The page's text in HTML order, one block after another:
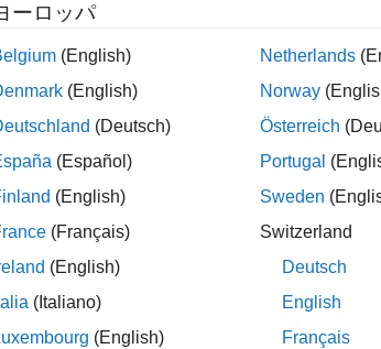
Libraries:
Simulink Coder Support Package for
Required:This feature requires theSimulink
block reads the logical state (pressed
FRDM-K64F board. The SW2 button is
pin on the board. When the switch is pressed,
ーロッパ
(English)
(English)
(Deutsch)
(Español)
(English)
(Français)
(English)
(Italiano)
(English)
Netherlands
Norway
Österreich
Portugal
Sweden
Switzerland
Deutsch
English
Français